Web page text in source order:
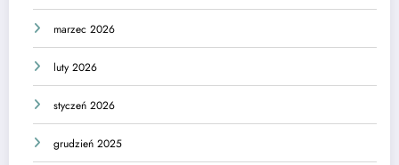
marzec 2026
luty 2026
styczeń 2026
grudzień 2025